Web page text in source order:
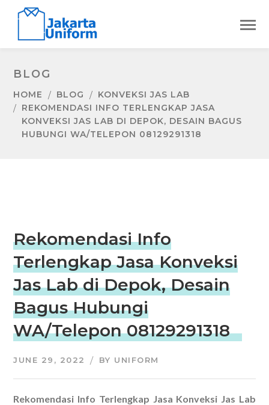
BLOG
HOME BLOG
KONVEKSI JAS LAB
REKOMENDASI INFO TERLENGKAP JASA
KONVEKSI JAS LAB DI DEPOK, DESAIN BAGUS
HUBUNGI WA/TELEPON 08129291318
Rekomendasi Info
Terlengkap Jasa Konveksi
Jas Lab di Depok, Desain
Bagus Hubungi
WA/Telepon 08129291318
JUNE 29, 2022 BY UNIFORM
Rekomendasi Info Terlengkap Jasa Konveksi Jas Lab